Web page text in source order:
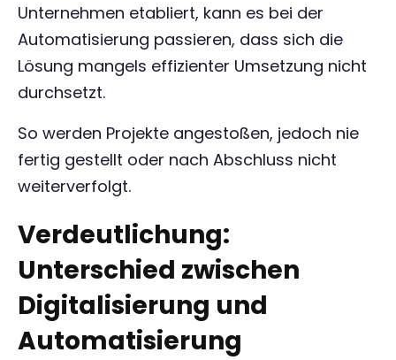
Unternehmen etabliert, kann es bei der
Automatisierung passieren, dass sich die
Lösung mangels effizienter Umsetzung nicht
durchsetzt.
So werden Projekte angestoßen, jedoch nie
fertig gestellt oder nach Abschluss nicht
weiterverfolgt.
Verdeutlichung:
Unterschied zwischen
Digitalisierung und
Automatisierung